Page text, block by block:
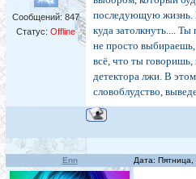
Сообщений: 847
Статус: Offline
последующую жизнь.
куда затолкнуть....
не просто
всё, что ты
детектора лжи. В
словоблудство,
Enn Дата: